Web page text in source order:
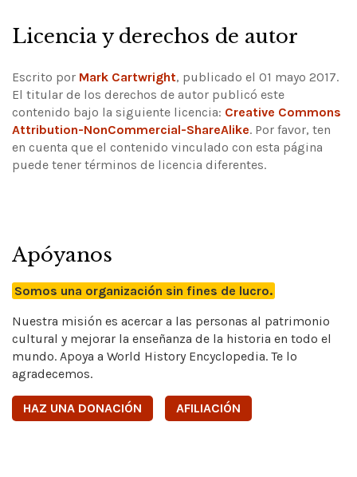
Licencia y derechos de autor
Escrito por Mark Cartwright, publicado el 01 mayo 2017.
El titular de los derechos de autor publicó este
contenido bajo la siguiente licencia: Creative Commons
Attribution-NonCommercial-ShareAlike. Por favor, ten
en cuenta que el contenido vinculado con esta página
puede tener términos de licencia diferentes.
Apóyanos
Somos una organización sin fines de lucro.
Nuestra misión es acercar a las personas al patrimonio
cultural y mejorar la enseñanza de la historia en todo el
mundo. Apoya a World History Encyclopedia. Te lo
agradecemos.
HAZ UNA DONACIÓN AFILIACIÓN